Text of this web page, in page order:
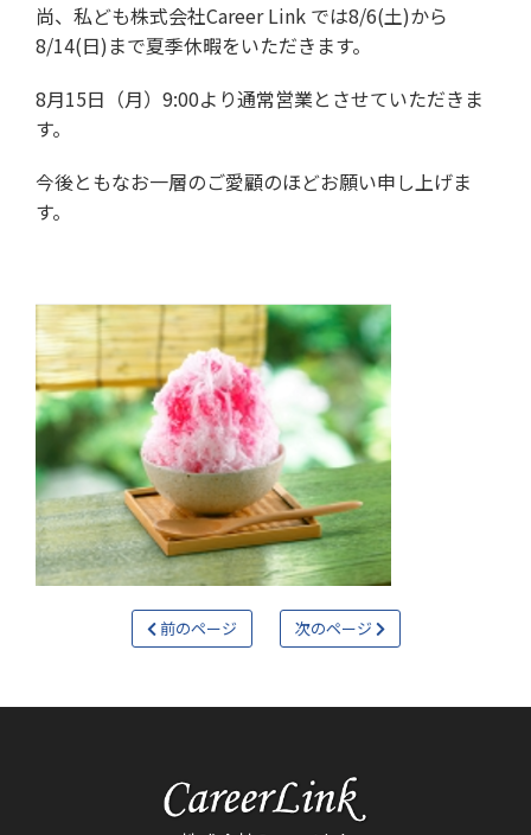
尚、私ども株式会社Career Link では8/6(土)から
8/14(日)まで夏季休暇をいただきます。
8月15日（月）9:00より通常営業とさせていただきま
す。
今後ともなお一層のご愛顧のほどお願い申し上げま
す。
前のページ 次のページ